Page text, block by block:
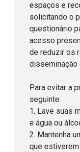
espaços e
solicitando o
questionário
acesso
de reduzir os
disseminação
Para evitar a
seguinte:
1. Lave suas
e água ou
2. Mantenha
que